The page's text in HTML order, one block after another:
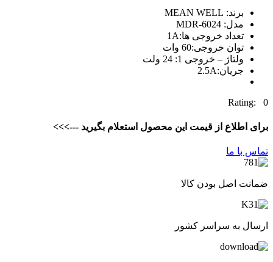
برند: MEAN WELL
مدل: MDR-6024
تعداد خروجی ها:1A
توان خروجی:60 وات
ولتاژ – خروجی 1: 24 ولت
جریان:2.5A
Rating: 0
برای اطلاع از قیمت این محصول استعلام بگیرید --->>>
تماس با ما
ضمانت اصل بودن کالا
ارسال به سراسر کشور